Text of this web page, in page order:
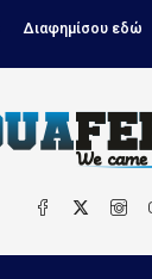
Διαφημίσου εδώ